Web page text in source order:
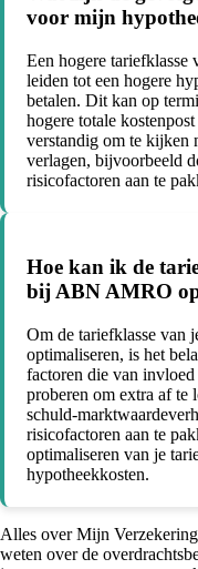
voor mijn
Een hogere
leiden tot een hogere
betalen. Dit kan op
hogere totale
verstandig om te kijken
verlagen, bijvoorbeeld
risicofactoren aan te
Hoe kan ik de
bij ABN AMRO
Om de tariefklasse
optimaliseren, is het
factoren die van
proberen om extra af te
schuld-
risicofactoren aan te
optimaliseren van je
hypotheekkosten.
Alles over Mijn
weten over de